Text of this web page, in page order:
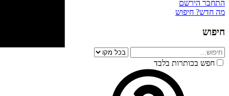
התחבר הירשם
מה חדש? חיפוש
חיפוש
חפש בכותרות בלבד